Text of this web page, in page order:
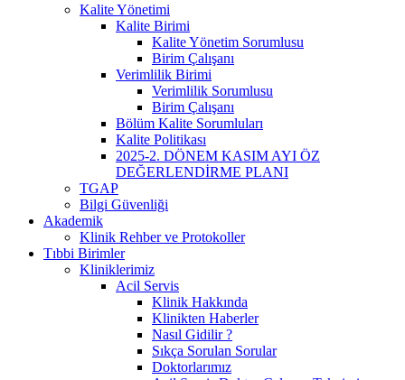
Kalite Yönetimi
Kalite Birimi
Kalite Yönetim Sorumlusu
Birim Çalışanı
Verimlilik Birimi
Verimlilik Sorumlusu
Birim Çalışanı
Bölüm Kalite Sorumluları
Kalite Politikası
2025-2. DÖNEM KASIM AYI ÖZ
DEĞERLENDİRME PLANI
TGAP
Bilgi Güvenliği
Akademik
Klinik Rehber ve Protokoller
Tıbbi Birimler
Kliniklerimiz
Acil Servis
Klinik Hakkında
Klinikten Haberler
Nasıl Gidilir ?
Sıkça Sorulan Sorular
Doktorlarımız